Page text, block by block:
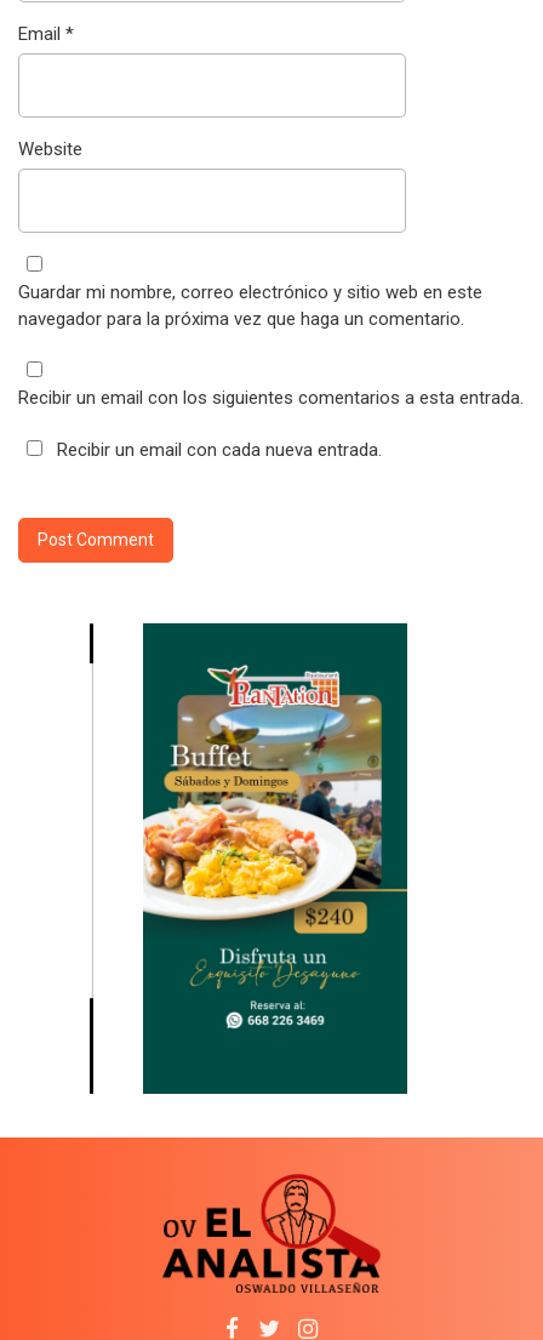
Email *
Website
Guardar mi nombre, correo electrónico y sitio web en este
navegador para la próxima vez que haga un comentario.
Recibir un email con los siguientes comentarios a esta entrada.
Recibir un email con cada nueva entrada.